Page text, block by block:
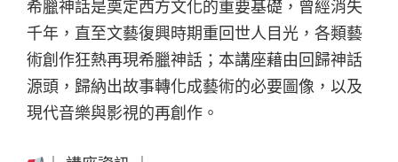
希臘神話是奠定西方文化的重要基礎，曾經消失
千年，直至文藝復興時期重回世人目光，各類藝
術創作狂熱再現希臘神話；本講座藉由回歸神話
源頭，歸納出故事轉化成藝術的必要圖像，以及
現代音樂與影視的再創作。